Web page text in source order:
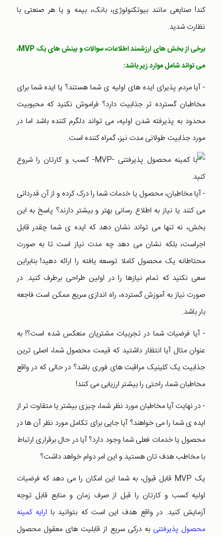
کند! صنایعی مانند بیوتکنولوژی، بانک، بیمه و یا هر صنعتی با
نظارت شدید.
برخی از بخش های ارزشمند اطلاعات، سوالات و بینش های یک MVP،
می تواند شامل موارد زیر باشد:
- آیا مردم پذیرای ایده های اولیه ی شما هستند؟ یا ایده شما برای
مخاطبان گسترده تر جذابیت دارد؟ فراموش نکنید که محبوبیت
محدود به پذیرفته شدن اولیه، می تواند دلگرم کننده باشد اما در
مورد جذابیت طولانی مدت نیز، گمراه کننده است.
- آیا مخاطبان، محصول یا خدمات شما را درک کرده و از آن قدردانی
می کنند یا نیاز به اطلاع رسانی بهتر و بیشتر دارند؟ پاسخ به این
بخش، نه تنها می تواند نشان دهد که ایده ی شما چقدر قابل
اجراست، بلکه نشان می دهد چه مدت نیاز است تا به صورت
محتاطانه یک محصول کاملا توسعه یافته را ارائه دهید! بنابراین
سعی نکنید که تمام نیازها را در اولین طراحی برطرف کنید. در
صورت نیاز به آموزش گسترده، راه اندازی سریع ممکن است فاجعه
بار باشد.
- آیا فرضیات شما در تجربیات مشتریان منعکس شده است؟! به
عنوان مثال آیا انتظار داشتید که قیمت محصول شما، اصلی ترین
جذابیت یک کلینیک مراقبت های فوری باشد؟ در حالی که در واقع
مخاطبان شما، راحتی را بیشتر ارزیابی می کنند!
- در نهایت آیا مخاطبان مورد نظر شما، چیزی بیشتر یا متقاوت تر از
ایده ی شما را می خواهند؟ آیا جایی برای تکامل مورد نظر آن ها در
محصول یا خدمات فعلی شما وجود دارد؟ آیا در حال برقراری ارتباط
با مخاطب هدف تان هستید و این امر دوام خواهد داشت؟
یک MVP قابل قبول، به شما این امکان را می دهد که فرضیات
اولیه کسب و کارتان را قبل از صرف زمان و منابع قابل توجه
آزمایش کنید. در واقع هدف این است که بتوانید با ارایه کمینه
محصول پذیرفتنی به درکی سریع از قابلیت های معقول محصول